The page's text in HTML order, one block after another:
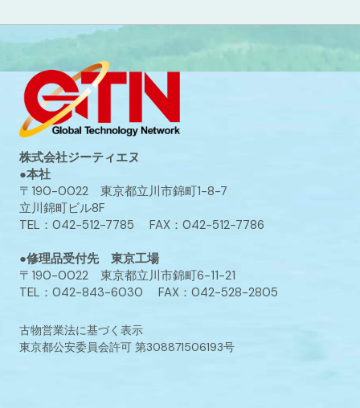
株式会社ジーティエヌ
●本社
〒190-0022 東京都立川市錦町1-8-7
立川錦町ビル8F
TEL：042-512-7785 FAX：042-512-7786
●修理品受付先 東京工場
〒190-0022 東京都立川市錦町6-11-21
TEL：042-843-6030 FAX：042-528-2805
古物営業法に基づく表示
東京都公安委員会許可 第308871506193号